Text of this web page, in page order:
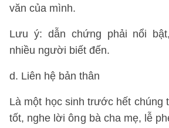
văn của mình.
Lưu ý: dẫn chứng phải nổi
nhiều người biết đến.
d. Liên hệ bản thân
Là một học sinh trước hết chúng
tốt, nghe lời ông bà cha mẹ, lễ